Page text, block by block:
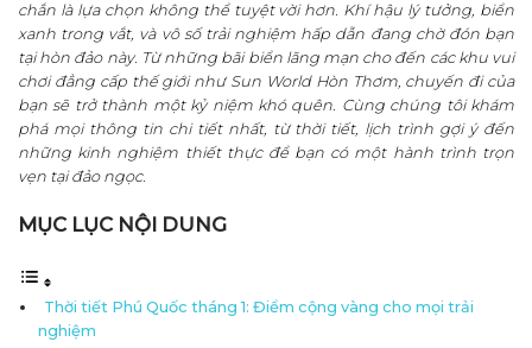
chắn là lựa chọn không thể tuyệt vời hơn. Khí hậu lý tưởng, biển
xanh trong vắt, và vô số trải nghiệm hấp dẫn đang chờ đón bạn
tại hòn đảo này. Từ những bãi biển lãng mạn cho đến các khu vui
chơi đẳng cấp thế giới như Sun World Hòn Thơm, chuyến đi của
bạn sẽ trở thành một kỷ niệm khó quên. Cùng chúng tôi khám
phá mọi thông tin chi tiết nhất, từ thời tiết, lịch trình gợi ý đến
những kinh nghiệm thiết thực để bạn có một hành trình trọn
vẹn tại đảo ngọc.
MỤC LỤC NỘI DUNG
Thời tiết Phú Quốc tháng 1: Điểm cộng vàng cho mọi trải
nghiệm